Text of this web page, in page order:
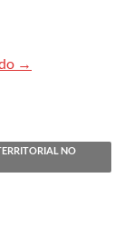
Obra aponta
→
NO